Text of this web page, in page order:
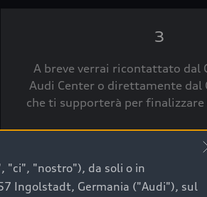
3
A breve verrai ricontattato dal
Audi Center o direttamente dal
che ti supporterà per
"ci", "nostro"), da soli o in
Ingolstadt, Germania ("Audi"), sul